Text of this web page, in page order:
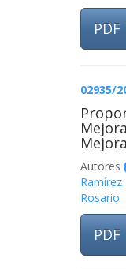
PDF
02935/
Autores
Rosario
PDF